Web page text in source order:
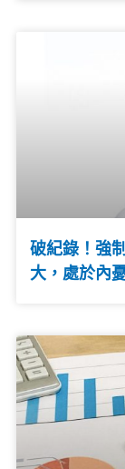
破紀錄！強
大，處於內